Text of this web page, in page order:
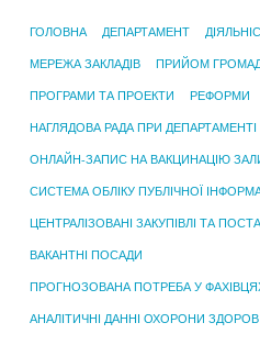
ГОЛОВНА ДЕПАРТАМЕНТ
МЕРЕЖА ЗАКЛАДІВ ПРИЙОМ
ПРОГРАМИ ТА ПРОЕКТИ РЕФОРМИ
НАГЛЯДОВА РАДА ПРИ ДЕПАРТАМЕНТІ
ОНЛАЙН-ЗАПИС НА ВАКЦИНАЦІЮ
СИСТЕМА ОБЛІКУ ПУБЛІЧНОЇ
ЦЕНТРАЛІЗОВАНІ ЗАКУПІВЛІ ТА
ВАКАНТНІ ПОСАДИ
ПРОГНОЗОВАНА ПОТРЕБА У
АНАЛІТИЧНІ ДАННІ ОХОРОНИ